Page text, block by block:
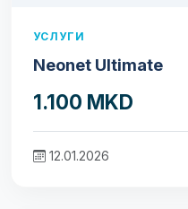
УСЛУГИ
Neonet Ultimate
1.100 MKD
12.01.2026